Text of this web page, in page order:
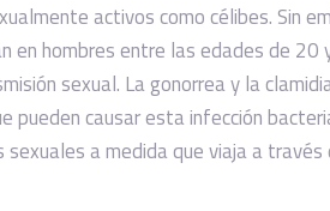
activos como célibes. Sin
en hombres entre las edades de 20
sexual. La gonorrea y la
pueden causar esta infección
a medida que viaja a